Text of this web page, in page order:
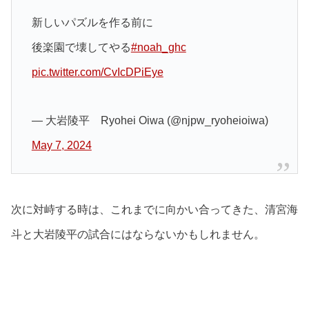
新しいパズルを作る前に
後楽園で壊してやる#noah_ghc
pic.twitter.com/CvIcDPiEye
— 大岩陵平 Ryohei Oiwa (@njpw_ryoheioiwa)
May 7, 2024
次に対峙する時は、これまでに向かい合ってきた、清宮海
斗と大岩陵平の試合にはならないかもしれません。